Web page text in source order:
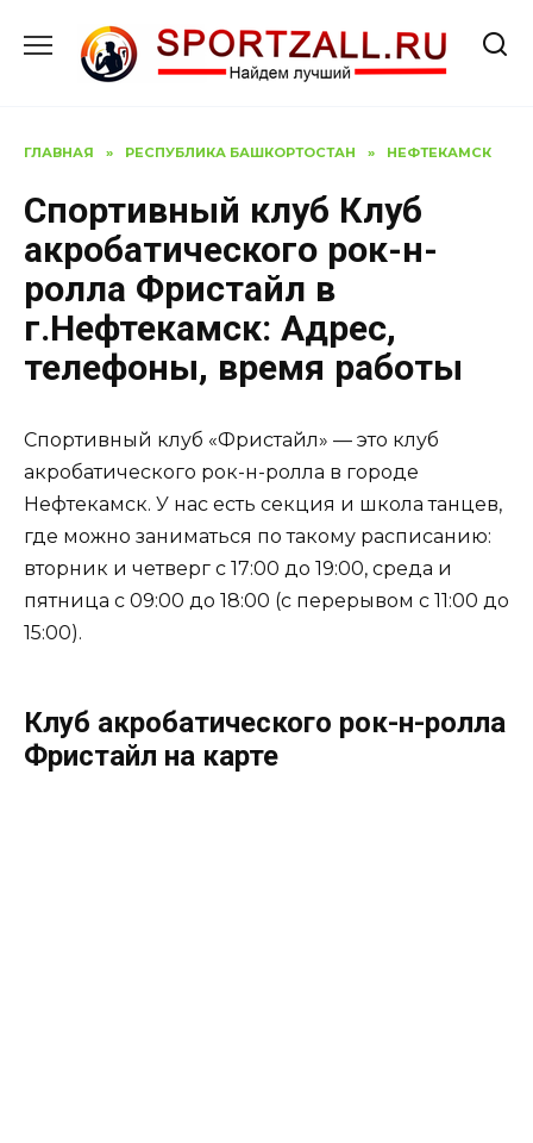
содержанию
ГЛАВНАЯ » РЕСПУБЛИКА БАШКОРТОСТАН » НЕФТЕКАМСК
Спортивный клуб Клуб
акробатического рок-н-
ролла Фристайл в
г.Нефтекамск: Адрес,
телефоны, время работы
Спортивный клуб «Фристайл» — это клуб
акробатического рок-н-ролла в городе
Нефтекамск. У нас есть секция и школа танцев,
где можно заниматься по такому расписанию:
вторник и четверг с 17:00 до 19:00, среда и
пятница с 09:00 до 18:00 (с перерывом с 11:00 до
15:00).
Клуб акробатического рок-н-ролла
Фристайл на карте